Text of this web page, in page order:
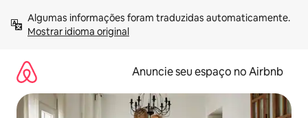
para
Mostrar idioma original
Anuncie seu espaço no Airbnb